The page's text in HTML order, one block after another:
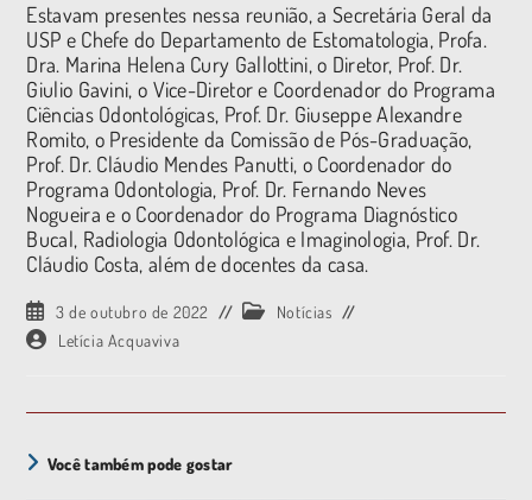
Estavam presentes nessa reunião, a Secretária Geral da
USP e Chefe do Departamento de Estomatologia, Profa.
Dra. Marina Helena Cury Gallottini, o Diretor, Prof. Dr.
Giulio Gavini, o Vice-Diretor e Coordenador do Programa
Ciências Odontológicas, Prof. Dr. Giuseppe Alexandre
Romito, o Presidente da Comissão de Pós-Graduação,
Prof. Dr. Cláudio Mendes Panutti, o Coordenador do
Programa Odontologia, Prof. Dr. Fernando Neves
Nogueira e o Coordenador do Programa Diagnóstico
Bucal, Radiologia Odontológica e Imaginologia, Prof. Dr.
Cláudio Costa, além de docentes da casa.
3 de outubro de 2022
Notícias
Letícia Acquaviva
Você também pode gostar